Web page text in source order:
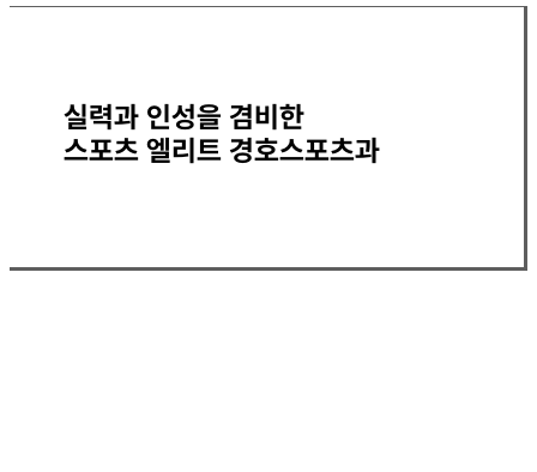
실력과 인성을 겸비한
스포츠 엘리트 경호스포츠과